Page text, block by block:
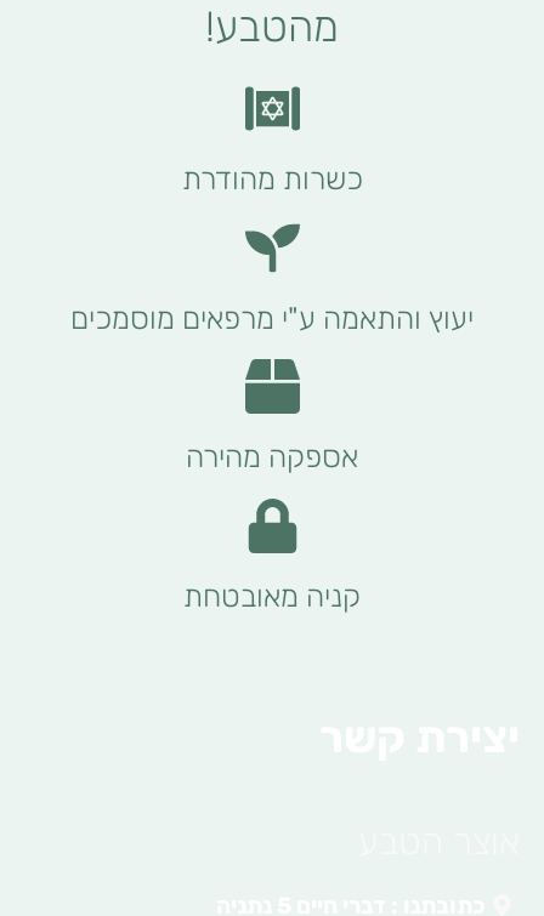
מהטבע!
כשרות מהודרת
יעוץ והתאמה ע"י מרפאים מוסמכים
אספקה מהירה
קניה מאובטחת